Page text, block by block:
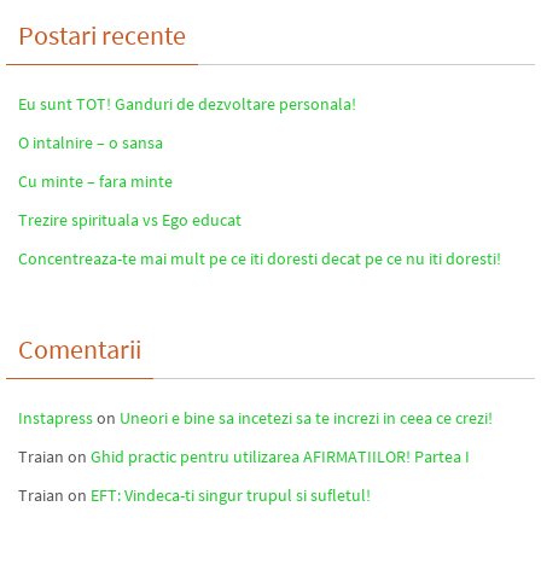
Postari recente
Eu sunt TOT! Ganduri de dezvoltare personala!
O intalnire – o sansa
Cu minte – fara minte
Trezire spirituala vs Ego educat
Concentreaza-te mai mult pe ce iti doresti decat pe ce nu iti doresti!
Comentarii
Instapresson Uneori e bine sa incetezi sa te increzi in ceea ce crezi!
Traian on Ghid practic pentru utilizarea AFIRMATIILOR! Partea I
Traian on EFT: Vindeca-ti singur trupul si sufletul!